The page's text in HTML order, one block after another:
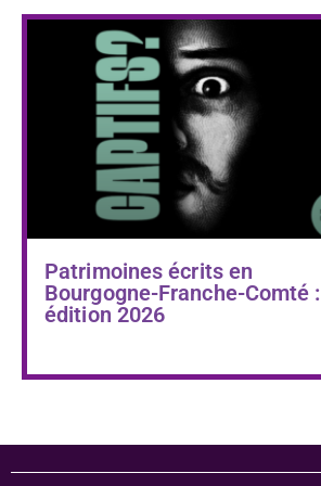
Patrimoines écrits en
Bourgogne-Franche-Comté :
édition 2026